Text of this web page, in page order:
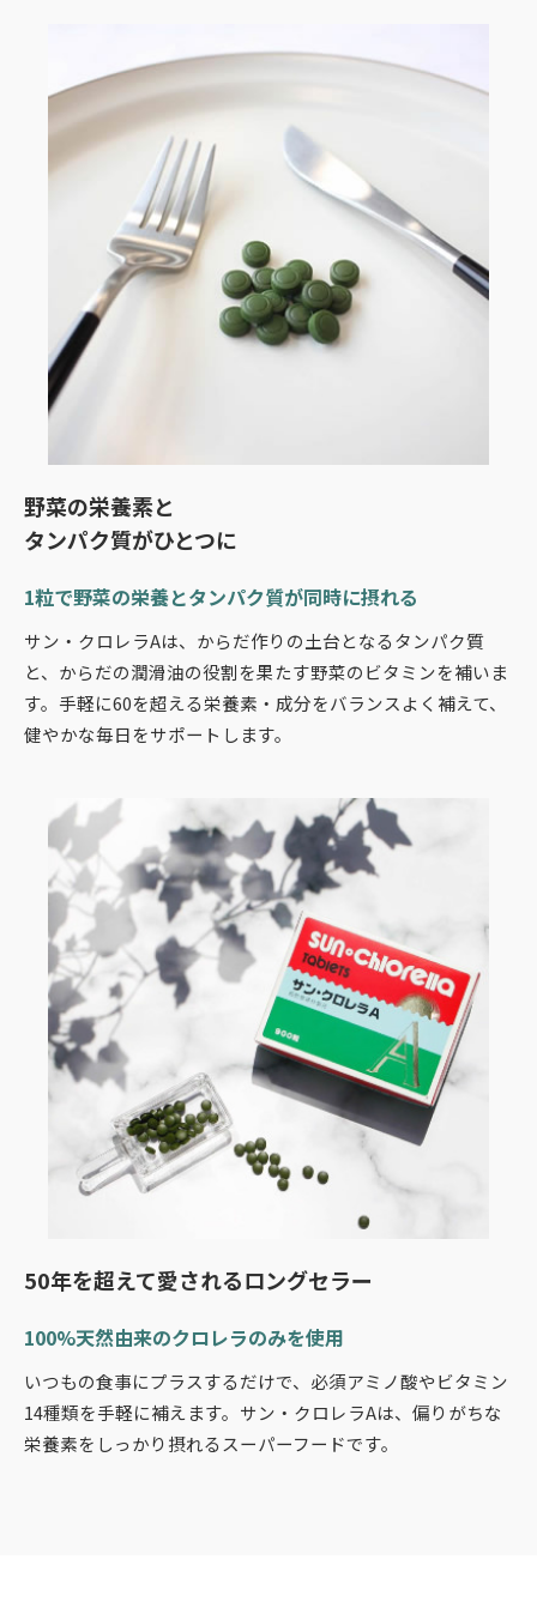
野菜の栄養素と
タンパク質がひとつに
1粒で野菜の栄養とタンパク質が同時に摂れる
サン・クロレラAは、からだ作りの土台となるタンパク質
と、からだの潤滑油の役割を果たす野菜のビタミンを補いま
す。手軽に60を超える栄養素・成分をバランスよく補えて、
健やかな毎日をサポートします。
50年を超えて愛されるロングセラー
100%天然由来のクロレラのみを使用
いつもの食事にプラスするだけで、必須アミノ酸やビタミン
14種類を手軽に補えます。サン・クロレラAは、偏りがちな
栄養素をしっかり摂れるスーパーフードです。